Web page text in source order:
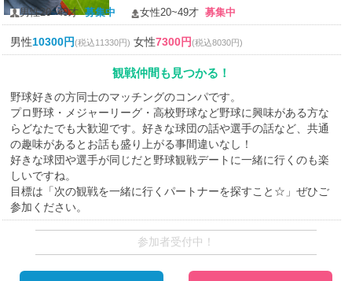
男性20~49才募集中 女性20~49才募集中
男性10300円(税込11330円) 女性7300円(税込8030円)
観戦仲間も見つかる！
野球好きの方同士のマッチングのコンパです。
プロ野球・メジャーリーグ・高校野球など野球に興味がある方な
らどなたでも大歓迎です。好きな球団の話や選手の話など、共通
の趣味があるとお話も盛り上がる事間違いなし！
好きな球団や選手が同じだと野球観戦デートに一緒に行くのも楽
しいですね。
目標は「次の観戦を一緒に行くパートナーを探すこと☆」ぜひご
参加ください。
参加者受付中！